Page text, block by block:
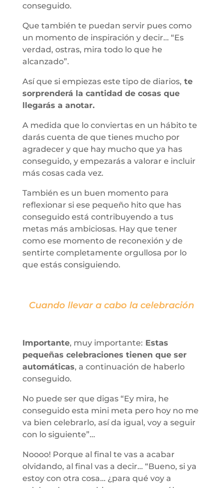
conseguido.
Que también te puedan servir pues como
un momento de inspiración y decir… “Es
verdad, ostras, mira todo lo que he
alcanzado”.
Así que si empiezas este tipo de diarios, te
sorprenderá la cantidad de cosas que
llegarás a anotar.
A medida que lo conviertas en un hábito te
darás cuenta de que tienes mucho por
agradecer y que hay mucho que ya has
conseguido, y empezarás a valorar e incluir
más cosas cada vez.
También es un buen momento para
reflexionar si ese pequeño hito que has
conseguido está contribuyendo a tus
metas más ambiciosas. Hay que tener
como ese momento de reconexión y de
sentirte completamente orgullosa por lo
que estás consiguiendo.
Cuando llevar a cabo la celebración
Importante, muy importante: Estas
pequeñas celebraciones tienen que ser
automáticas, a continuación de haberlo
conseguido.
No puede ser que digas “Ey mira, he
conseguido esta mini meta pero hoy no me
va bien celebrarlo, así da igual, voy a seguir
con lo siguiente”…
Noooo! Porque al final te vas a acabar
olvidando, al final vas a decir… “Bueno, si ya
estoy con otra cosa… ¿para qué voy a